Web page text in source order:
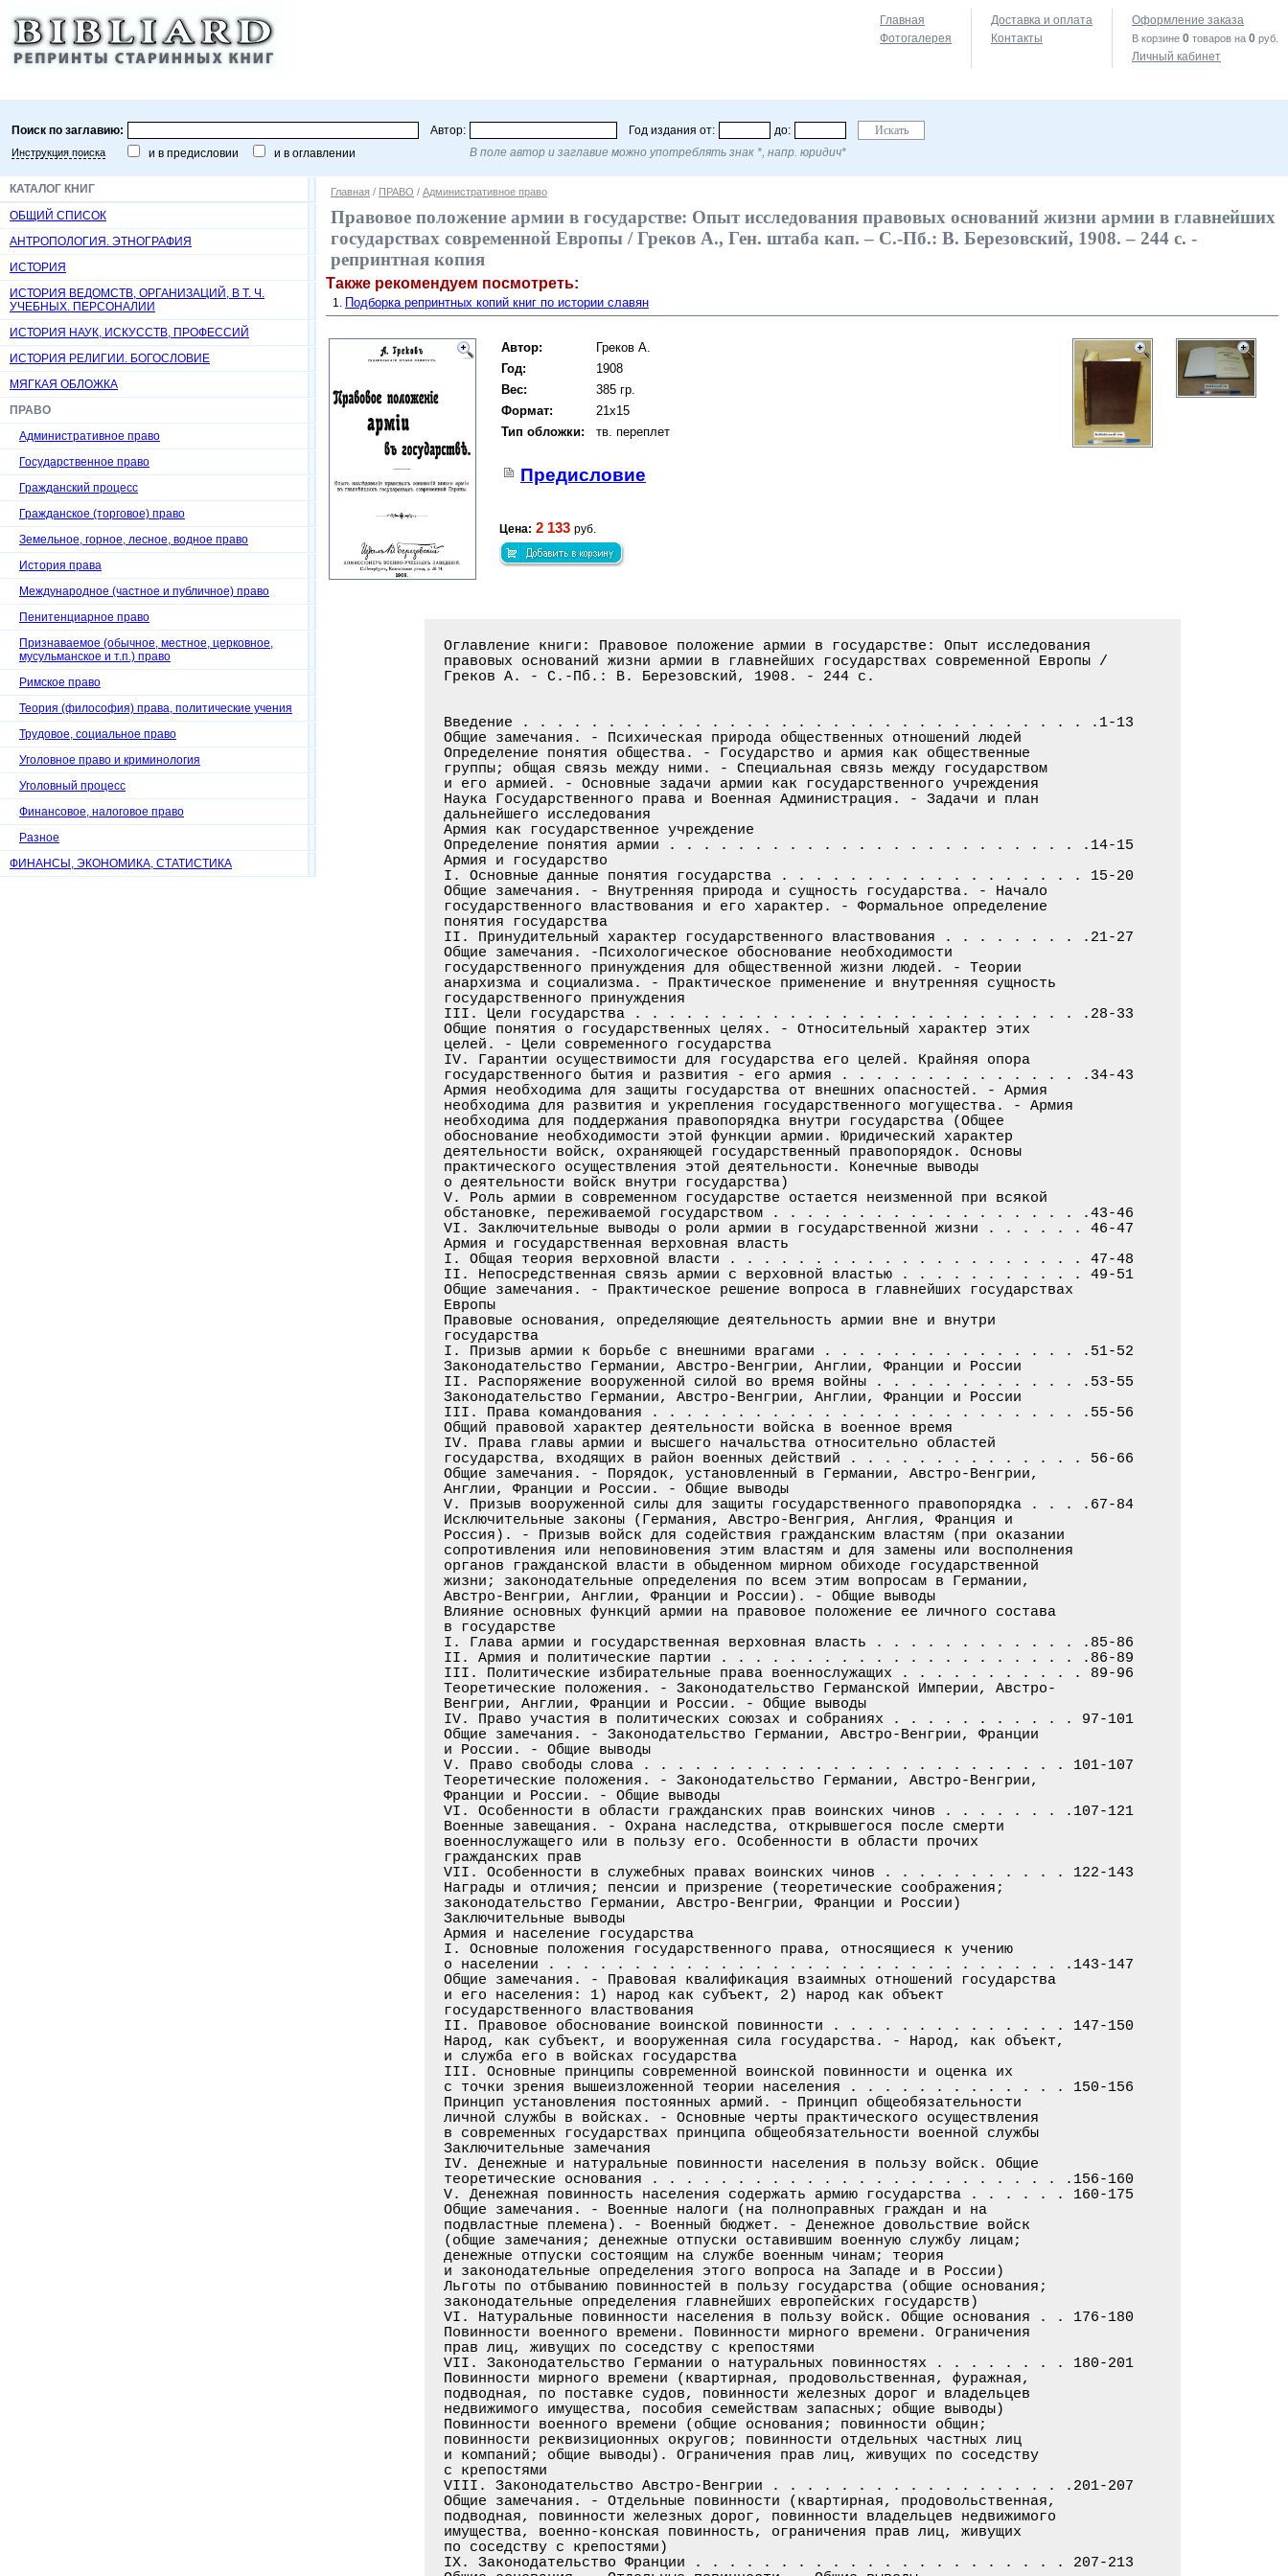
Главная
Фотогалерея
Доставка и оплата
Контакты
Оформление заказа
В корзине 0 товаров на 0 руб.
Личный кабинет
Поиск по заглавию: Автор: Год издания от: до:
Инструкция поиска и в предисловии и в оглавлении В поле автор и заглавие можно употреблять знак *, напр. юридич*
КАТАЛОГ КНИГ
ОБЩИЙ СПИСОК
АНТРОПОЛОГИЯ. ЭТНОГРАФИЯ
ИСТОРИЯ
ИСТОРИЯ ВЕДОМСТВ, ОРГАНИЗАЦИЙ, В Т. Ч.
УЧЕБНЫХ. ПЕРСОНАЛИИ
ИСТОРИЯ НАУК, ИСКУССТВ, ПРОФЕССИЙ
ИСТОРИЯ РЕЛИГИИ. БОГОСЛОВИЕ
МЯГКАЯ ОБЛОЖКА
ПРАВО
Административное право
Государственное право
Гражданский процесс
Гражданское (торговое) право
Земельное, горное, лесное, водное право
История права
Международное (частное и публичное) право
Пенитенциарное право
Признаваемое (обычное, местное, церковное,
мусульманское и т.п.) право
Римское право
Теория (философия) права, политические учения
Трудовое, социальное право
Уголовное право и криминология
Уголовный процесс
Финансовое, налоговое право
Разное
ФИНАНСЫ, ЭКОНОМИКА, СТАТИСТИКА
Главная / ПРАВО / Административное право
Правовое положение армии в государстве: Опыт исследования правовых оснований жизни армии в главнейших
государствах современной Европы / Греков А., Ген. штаба кап. – С.-Пб.: В. Березовский, 1908. – 244 с. -
репринтная копия
Также рекомендуем посмотреть:
Подборка репринтных копий книг по истории славян
Автор:
Греков А.
Год:
1908
Вес:
385 гр.
Формат:
21x15
Тип обложки:
тв. переплет
Предисловие
Цена: 2 133 руб.
Оглавление книги: Правовое положение армии в государстве: Опыт исследования
правовых оснований жизни армии в главнейших государствах современной Европы /
Греков А. - С.-Пб.: В. Березовский, 1908. - 244 с.
Введение . . . . . . . . . . . . . . . . . . . . . . . . . . . . . . . . . .1-13
Общие замечания. - Психическая природа общественных отношений людей
Определение понятия общества. - Государство и армия как общественные
группы; общая связь между ними. - Специальная связь между государством
и его армией. - Основные задачи армии как государственного учреждения
Наука Государственного права и Военная Администрация. - Задачи и план
дальнейшего исследования
Армия как государственное учреждение
Определение понятия армии . . . . . . . . . . . . . . . . . . . . . . . . .14-15
Армия и государство
I. Основные данные понятия государства . . . . . . . . . . . . . . . . . . 15-20
Общие замечания. - Внутренняя природа и сущность государства. - Начало
государственного властвования и его характер. - Формальное определение
понятия государства
II. Принудительный характер государственного властвования . . . . . . . . .21-27
Общие замечания. -Психологическое обоснование необходимости
государственного принуждения для общественной жизни людей. - Теории
анархизма и социализма. - Практическое применение и внутренняя сущность
государственного принуждения
III. Цели государства . . . . . . . . . . . . . . . . . . . . . . . . . . .28-33
Общие понятия о государственных целях. - Относительный характер этих
целей. - Цели современного государства
IV. Гарантии осуществимости для государства его целей. Крайняя опора
государственного бытия и развития - его армия . . . . . . . . . . . . . . .34-43
Армия необходима для защиты государства от внешних опасностей. - Армия
необходима для развития и укрепления государственного могущества. - Армия
необходима для поддержания правопорядка внутри государства (Общее
обоснование необходимости этой функции армии. Юридический характер
деятельности войск, охраняющей государственный правопорядок. Основы
практического осуществления этой деятельности. Конечные выводы
о деятельности войск внутри государства)
V. Роль армии в современном государстве остается неизменной при всякой
обстановке, переживаемой государством . . . . . . . . . . . . . . . . . . .43-46
VI. Заключительные выводы о роли армии в государственной жизни . . . . . . 46-47
Армия и государственная верховная власть
I. Общая теория верховной власти . . . . . . . . . . . . . . . . . . . . . 47-48
II. Непосредственная связь армии с верховной властью . . . . . . . . . . . 49-51
Общие замечания. - Практическое решение вопроса в главнейших государствах
Европы
Правовые основания, определяющие деятельность армии вне и внутри
государства
I. Призыв армии к борьбе с внешними врагами . . . . . . . . . . . . . . . .51-52
Законодательство Германии, Австро-Венгрии, Англии, Франции и России
II. Распоряжение вооруженной силой во время войны . . . . . . . . . . . . .53-55
Законодательство Германии, Австро-Венгрии, Англии, Франции и России
III. Права командования . . . . . . . . . . . . . . . . . . . . . . . . . .55-56
Общий правовой характер деятельности войска в военное время
IV. Права главы армии и высшего начальства относительно областей
государства, входящих в район военных действий . . . . . . . . . . . . . . 56-66
Общие замечания. - Порядок, установленный в Германии, Австро-Венгрии,
Англии, Франции и России. - Общие выводы
V. Призыв вооруженной силы для защиты государственного правопорядка . . . .67-84
Исключительные законы (Германия, Австро-Венгрия, Англия, Франция и
Россия). - Призыв войск для содействия гражданским властям (при оказании
сопротивления или неповиновения этим властям и для замены или восполнения
органов гражданской власти в обыденном мирном обиходе государственной
жизни; законодательные определения по всем этим вопросам в Германии,
Австро-Венгрии, Англии, Франции и России). - Общие выводы
Влияние основных функций армии на правовое положение ее личного состава
в государстве
I. Глава армии и государственная верховная власть . . . . . . . . . . . . .85-86
II. Армия и политические партии . . . . . . . . . . . . . . . . . . . . . .86-89
III. Политические избирательные права военнослужащих . . . . . . . . . . . 89-96
Теоретические положения. - Законодательство Германской Империи, Австро-
Венгрии, Англии, Франции и России. - Общие выводы
IV. Право участия в политических союзах и собраниях . . . . . . . . . . . 97-101
Общие замечания. - Законодательство Германии, Австро-Венгрии, Франции
и России. - Общие выводы
V. Право свободы слова . . . . . . . . . . . . . . . . . . . . . . . . . 101-107
Теоретические положения. - Законодательство Германии, Австро-Венгрии,
Франции и России. - Общие выводы
VI. Особенности в области гражданских прав воинских чинов . . . . . . . .107-121
Военные завещания. - Охрана наследства, открывшегося после смерти
военнослужащего или в пользу его. Особенности в области прочих
гражданских прав
VII. Особенности в служебных правах воинских чинов . . . . . . . . . . . 122-143
Награды и отличия; пенсии и призрение (теоретические соображения;
законодательство Германии, Австро-Венгрии, Франции и России)
Заключительные выводы
Армия и население государства
I. Основные положения государственного права, относящиеся к учению
о населении . . . . . . . . . . . . . . . . . . . . . . . . . . . . . . .143-147
Общие замечания. - Правовая квалификация взаимных отношений государства
и его населения: 1) народ как субъект, 2) народ как объект
государственного властвования
II. Правовое обоснование воинской повинности . . . . . . . . . . . . . . 147-150
Народ, как субъект, и вооруженная сила государства. - Народ, как объект,
и служба его в войсках государства
III. Основные принципы современной воинской повинности и оценка их
с точки зрения вышеизложенной теории населения . . . . . . . . . . . . . 150-156
Принцип установления постоянных армий. - Принцип общеобязательности
личной службы в войсках. - Основные черты практического осуществления
в современных государствах принципа общеобязательности военной службы
Заключительные замечания
IV. Денежные и натуральные повинности населения в пользу войск. Общие
теоретические основания . . . . . . . . . . . . . . . . . . . . . . . . .156-160
V. Денежная повинность населения содержать армию государства . . . . . . 160-175
Общие замечания. - Военные налоги (на полноправных граждан и на
подвластные племена). - Военный бюджет. - Денежное довольствие войск
(общие замечания; денежные отпуски оставившим военную службу лицам;
денежные отпуски состоящим на службе военным чинам; теория
и законодательные определения этого вопроса на Западе и в России)
Льготы по отбыванию повинностей в пользу государства (общие основания;
законодательные определения главнейших европейских государств)
VI. Натуральные повинности населения в пользу войск. Общие основания . . 176-180
Повинности военного времени. Повинности мирного времени. Ограничения
прав лиц, живущих по соседству с крепостями
VII. Законодательство Германии о натуральных повинностях . . . . . . . . 180-201
Повинности мирного времени (квартирная, продовольственная, фуражная,
подводная, по поставке судов, повинности железных дорог и владельцев
недвижимого имущества, пособия семействам запасных; общие выводы)
Повинности военного времени (общие основания; повинности общин;
повинности реквизиционных округов; повинности отдельных частных лиц
и компаний; общие выводы). Ограничения прав лиц, живущих по соседству
с крепостями
VIII. Законодательство Австро-Венгрии . . . . . . . . . . . . . . . . . .201-207
Общие замечания. - Отдельные повинности (квартирная, продовольственная,
подводная, повинности железных дорог, повинности владельцев недвижимого
имущества, военно-конская повинность, ограничения прав лиц, живущих
по соседству с крепостями)
IX. Законодательство Франции . . . . . . . . . . . . . . . . . . . . . . 207-213